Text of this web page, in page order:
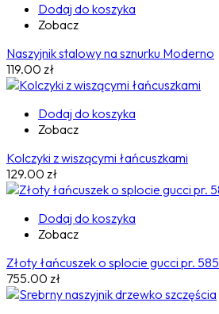
Dodaj do koszyka
Zobacz
Naszyjnik stalowy na sznurku Moderno
119.00 zł
Dodaj do koszyka
Zobacz
Kolczyki z wiszącymi łańcuszkami
129.00 zł
Dodaj do koszyka
Zobacz
Złoty łańcuszek o splocie gucci pr. 585
755.00 zł